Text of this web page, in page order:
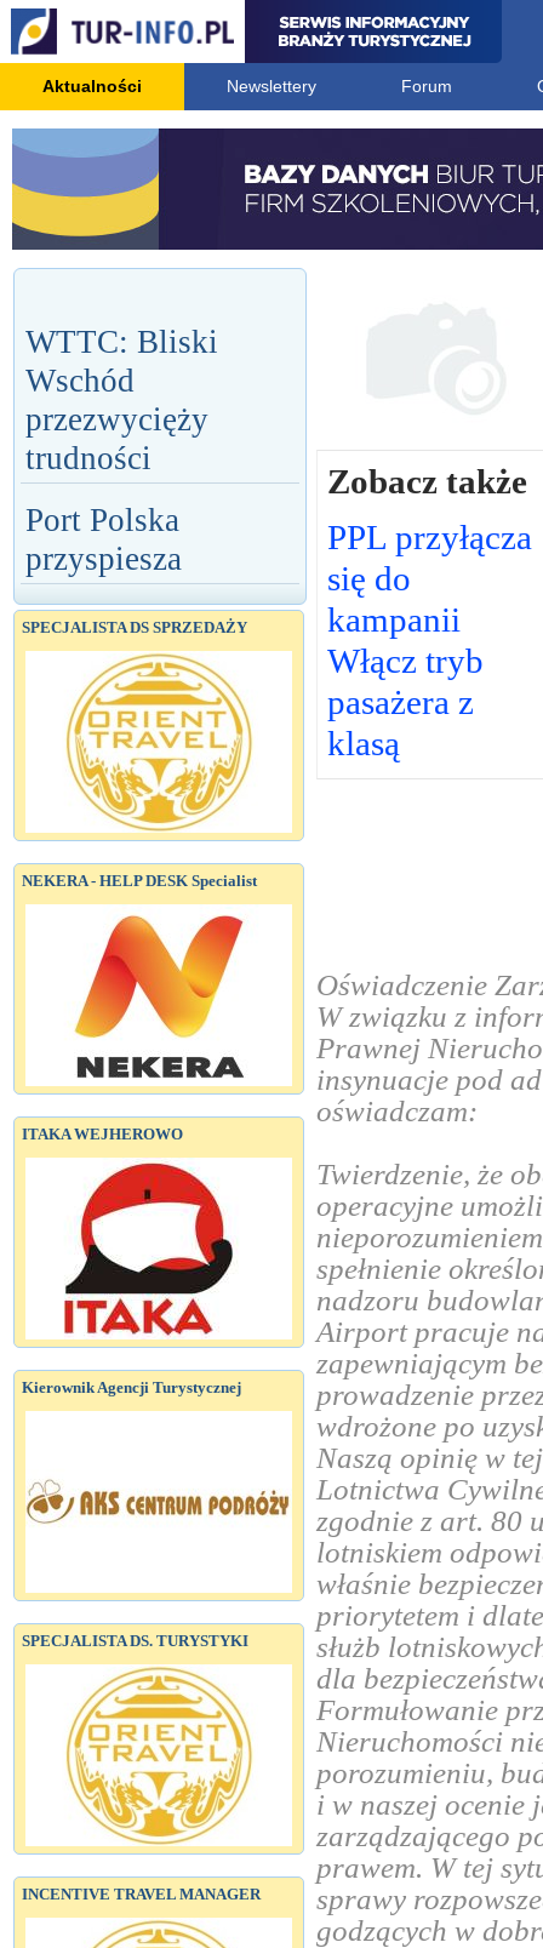
Aktualności Newslettery Forum
WTTC: Bliski
Wschód
przezwycięży
trudności
Port Polska
przyspiesza
SPECJALISTA DS SPRZEDAŻY
NEKERA - HELP DESK Specialist
ITAKA WEJHEROWO
Kierownik Agencji Turystycznej
SPECJALISTA DS. TURYSTYKI
INCENTIVE TRAVEL MANAGER
Zobacz także
PPL przyłącza
się do
kampanii
Włącz tryb
pasażera z
klasą
Oświadczenie
W związku z
Prawnej
insynuacje pod
oświadczam:
Twierdzenie, że
operacyjne
spełnienie
nadzoru
Airport pracuje
zapewniającym
prowadzenie
wdrożone po
Naszą opinię w
Lotnictwa
zgodnie z art. 80
lotniskiem
właśnie
priorytetem i
służb
dla
Formułowanie
Nieruchomości
porozumieniu,
i w naszej ocenie
zarządzającego
prawem. W tej
sprawy
godzących w